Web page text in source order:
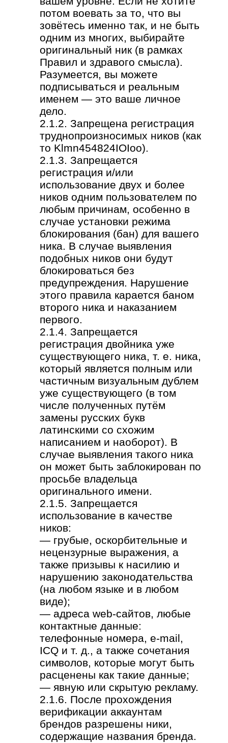
потом воевать за то, что вы
зовётесь именно так, и не быть
одним из многих, выбирайте
оригинальный ник (в рамках
Правил и здравого смысла).
Разумеется, вы можете
подписываться и реальным
именем — это ваше личное
дело.
2.1.2. Запрещена регистрация
труднопроизносимых ников (как
то Klmn454824IOIoo).
2.1.3. Запрещается
регистрация и/или
использование двух и более
ников одним пользователем по
любым причинам, особенно в
случае установки режима
блокирования (бан) для вашего
ника. В случае выявления
подобных ников они будут
блокироваться без
предупреждения. Нарушение
этого правила карается баном
второго ника и наказанием
первого.
2.1.4. Запрещается
регистрация двойника уже
существующего ника, т. е. ника,
который является полным или
частичным визуальным дублем
уже существующего (в том
числе полученных путём
замены русских букв
латинскими со схожим
написанием и наоборот). В
случае выявления такого ника
он может быть заблокирован по
просьбе владельца
оригинального имени.
2.1.5. Запрещается
использование в качестве
ников:
— грубые, оскорбительные и
нецензурные выражения, а
также призывы к насилию и
нарушению законодательства
(на любом языке и в любом
виде);
— адреса web-сайтов, любые
контактные данные:
телефонные номера, e-mail,
ICQ и т. д., а также сочетания
символов, которые могут быть
расценены как такие данные;
— явную или скрытую рекламу.
2.1.6. После прохождения
верификации аккаунтам
брендов разрешены ники,
содержащие названия бренда.